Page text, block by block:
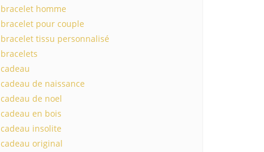
bracelet homme
bracelet pour couple
bracelet tissu personnalisé
bracelets
cadeau
cadeau de naissance
cadeau de noel
cadeau en bois
cadeau insolite
cadeau original